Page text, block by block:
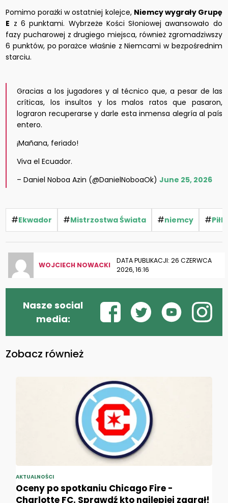
Pomimo porażki w ostatniej kolejce, Niemcy wygrały Grupę
E z 6 punktami. Wybrzeże Kości Słoniowej awansowało do
fazy pucharowej z drugiego miejsca, również zgromadziwszy
6 punktów, po porażce właśnie z Niemcami w bezpośrednim
starciu.
Gracias a los jugadores y al técnico que, a pesar de las
críticas, los insultos y los malos ratos que pasaron,
lograron recuperarse y darle esta inmensa alegría al país
entero.
¡Mañana, feriado!
Viva el Ecuador.
– Daniel Noboa Azin (@DanielNoboaOk)June 25, 2026
#Ekwador #Mistrzostwa Świata #niemcy #
WOJCIECH NOWACKI
DATA PUBLIKACJI: 26 CZERWCA
2026, 16:16
Nasze social
media:
Zobacz również
AKTUALNOŚCI
Oceny po spotkaniu Chicago Fire -
Charlotte FC. Sprawdź kto najlepiej zagrał!